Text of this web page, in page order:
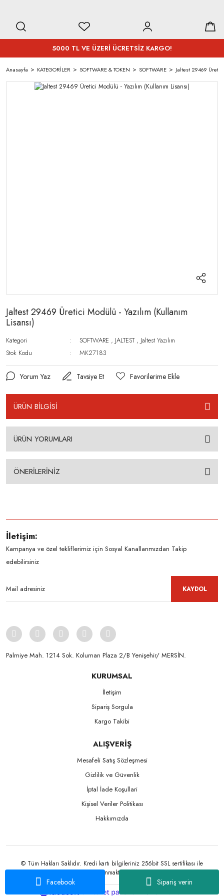
Sipariş verin
Facebook
5000 TL VE ÜZERİ ÜCRETSİZ KARGO!
Anasayfa KATEGORİLER SOFTWARE & TOKEN SOFTWARE Jaltest 29469 Üretici
Jaltest 29469 Üretici Modülü - Yazılım (Kullanım
Lisansı)
Kategori SOFTWARE , JALTEST , Jaltest Yazılım
Stok Kodu
MK27183
Yorum Yaz Tavsiye Et
ÜRÜN BİLGİSİ
ÜRÜN YORUMLARI
ÖNERİLERİNİZ
İletişim:
Kampanya ve özel tekliflerimiz için Sosyal Kanallarımızdan Takip
edebilirsiniz
KAYDOL
Palmiye Mah. 1214 Sok. Koluman Plaza 2/B Yenişehir/ MERSİN.ㅤㅤㅤㅤㅤㅤㅤㅤㅤㅤㅤㅤㅤㅤㅤㅤㅤㅤㅤㅤㅤㅤㅤㅤㅤㅤㅤㅤㅤㅤㅤㅤㅤㅤㅤ ㅤㅤㅤㅤㅤㅤㅤㅤㅤㅤ
KURUMSAL
İletişim
Sipariş Sorgula
Kargo Takibi
ALIŞVERİŞ
Mesafeli Satış Sözleşmesi
Gizlilik ve Güvenlik
İptal İade Koşullari
Kişisel Veriler Politikası
Hakkımızda
© Tüm Hakları Saklıdır. Kredi kartı bilgileriniz 256bit SSL sertifikası ile
korunmaktadır.